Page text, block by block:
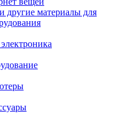
материалы для